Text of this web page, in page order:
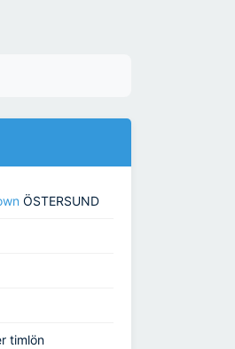
ÖSTERSUND
timlön